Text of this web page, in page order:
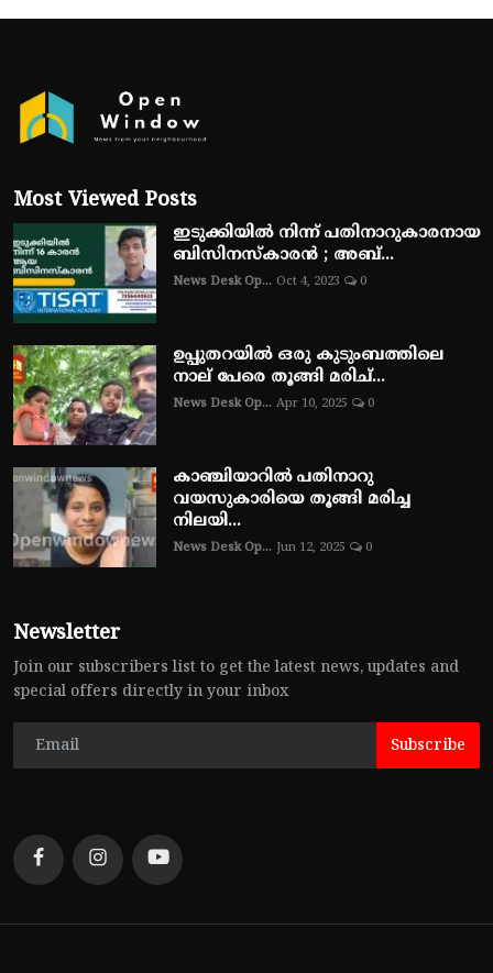
Most Viewed Posts
ഇടുക്കിയിൽ നിന്ന് പതിനാറുകാരനായ
ബിസിനസ്‌കാരൻ ; അബ്...
News Desk Op... Oct 4, 2023 0
ഉപ്പുതറയിൽ ഒരു കുടുംബത്തിലെ
നാല് പേരെ തൂങ്ങി മരിച്...
News Desk Op... Apr 10, 2025 0
കാഞ്ചിയാറിൽ പതിനാറു
വയസുകാരിയെ തൂങ്ങി മരിച്ച
നിലയി...
News Desk Op... Jun 12, 2025 0
Newsletter
Join our subscribers list to get the latest news, updates and
special offers directly in your inbox
Subscribe